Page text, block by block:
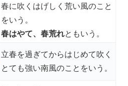
春に吹くはげしく荒い風のこと
をいう。
春はやて、春荒れともいう。
立春を過ぎてからはじめて吹く
とても強い南風のことをいう。